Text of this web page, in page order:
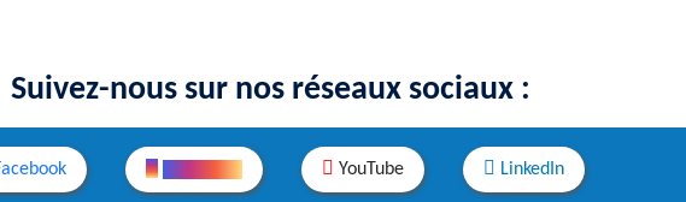
Suivez-nous sur nos réseaux sociaux :
YouTube LinkedIn